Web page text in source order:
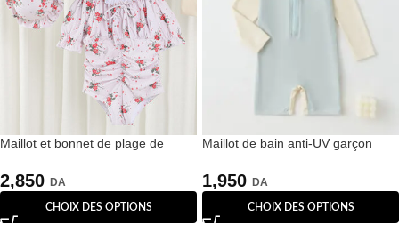
Maillot et bonnet de plage de
2,850 DA
CHOIX DES OPTIONS
Maillot de bain anti-UV garçon
1,950 DA
CHOIX DES OPTIONS